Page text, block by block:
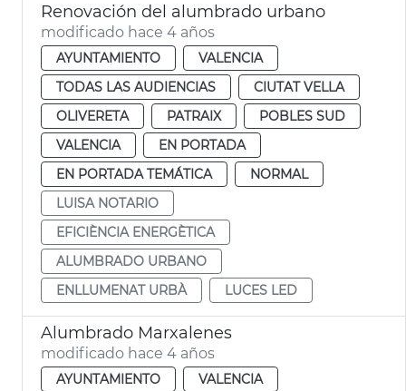
Renovación del alumbrado urbano
modificado hace 4 años
AYUNTAMIENTO
VALENCIA
TODAS LAS AUDIENCIAS
CIUTAT VELLA
OLIVERETA
PATRAIX
POBLES SUD
VALENCIA
EN PORTADA
EN PORTADA TEMÁTICA
NORMAL
LUISA NOTARIO
EFICIÈNCIA ENERGÈTICA
ALUMBRADO URBANO
ENLLUMENAT URBÀ
LUCES LED
Alumbrado Marxalenes
modificado hace 4 años
AYUNTAMIENTO
VALENCIA